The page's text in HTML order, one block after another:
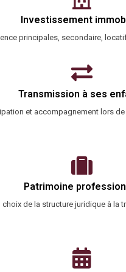
Investissement
principales, secondaire,
Transmission à ses
et accompagnement lors de
Patrimoine
choix de la structure juridique à la